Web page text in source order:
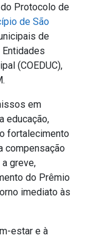
Protocolo de
de São
de
Entidades
(COEDUC),
em
educação,
fortalecimento
compensação
greve,
do Prêmio
imediato às
estar e à